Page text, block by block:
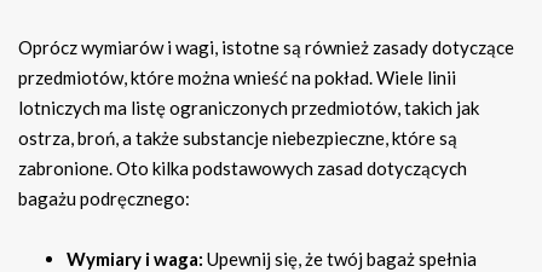
Oprócz wymiarów i wagi, istotne są również zasady dotyczące
przedmiotów, które można wnieść na pokład. Wiele linii
lotniczych ma listę ograniczonych przedmiotów, takich jak
ostrza, broń, a także substancje niebezpieczne, które są
zabronione. Oto kilka podstawowych zasad dotyczących
bagażu podręcznego:
Wymiary i waga: Upewnij się, że twój bagaż spełnia